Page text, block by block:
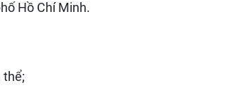
Hồ Chí Minh.
thể;